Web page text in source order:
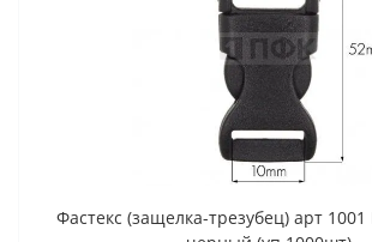
Фастекс (защелка-трезубец) арт